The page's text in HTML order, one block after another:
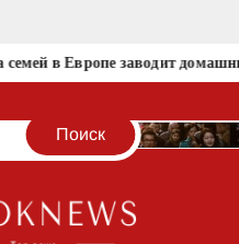
в Европе заводит